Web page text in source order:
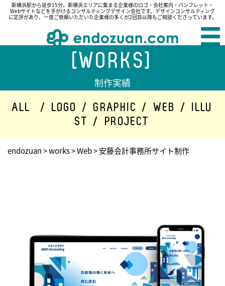
新横浜駅から徒歩15分。新横浜エリアに集まる企業様のロゴ・会社案内・パンフレット・
Webサイトなどを手がけるコンサルティングデザイン会社です。デザインコンサルティング
に定評があり、一度ご依頼いただいた企業様の多くが2回目以降もご相談くださっています。
[WORKS]
制作実績
ALL / LOGO / GRAPHIC / WEB /
ILLU
ST
/ PROJECT
endozuan>works>Web>安藤会計事務所サイト制作